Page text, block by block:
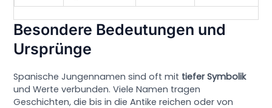
Besondere Bedeutungen und
Ursprünge
Spanische Jungennamen sind oft mit tiefer Symbolik
und Werte verbunden. Viele Namen tragen
Geschichten, die bis in die Antike reichen oder von